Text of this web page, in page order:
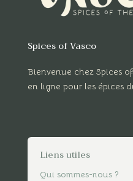
Spices of Vasco
Bienvenue chez Spices
en ligne pour les épices
Liens utiles
Qui sommes-nous ?